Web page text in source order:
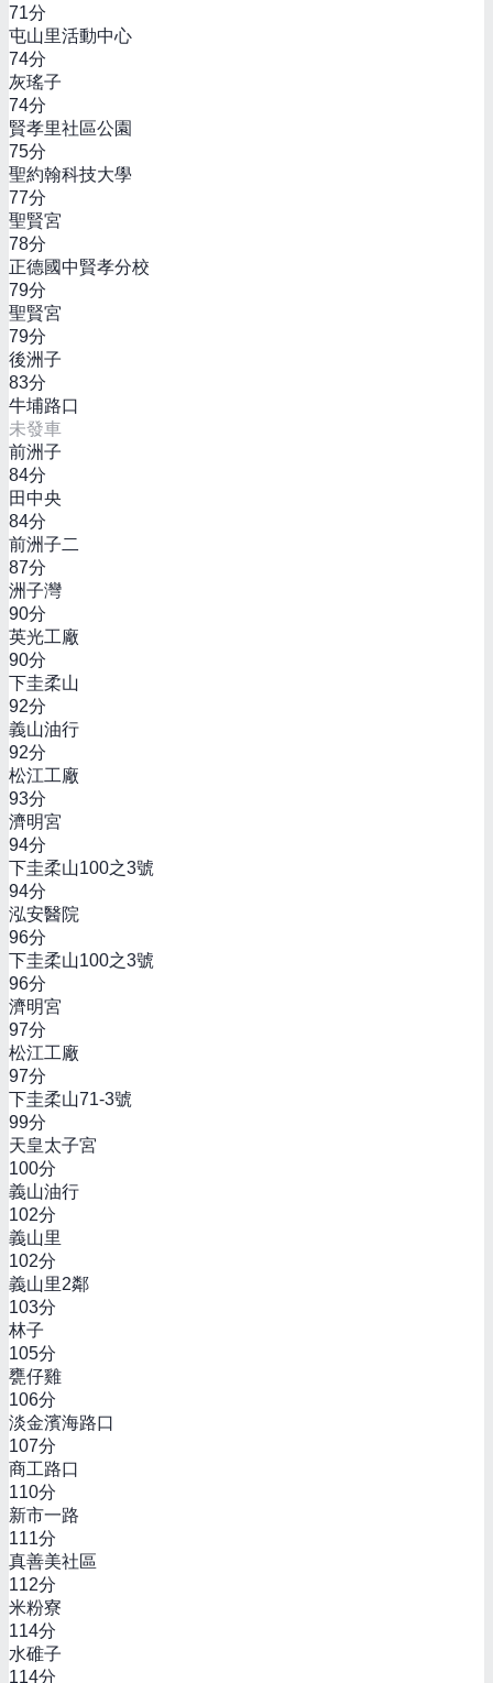
71分
屯山里活動中心
74分
灰瑤子
74分
賢孝里社區公園
75分
聖約翰科技大學
77分
聖賢宮
78分
正德國中賢孝分校
79分
聖賢宮
79分
後洲子
83分
牛埔路口
未發車
前洲子
84分
田中央
84分
前洲子二
87分
洲子灣
90分
英光工廠
90分
下圭柔山
92分
義山油行
92分
松江工廠
93分
濟明宮
94分
下圭柔山100之3號
94分
泓安醫院
96分
下圭柔山100之3號
96分
濟明宮
97分
松江工廠
97分
下圭柔山71-3號
99分
天皇太子宮
100分
義山油行
102分
義山里
102分
義山里2鄰
103分
林子
105分
甕仔雞
106分
淡金濱海路口
107分
商工路口
110分
新市一路
111分
真善美社區
112分
米粉寮
114分
水碓子
114分